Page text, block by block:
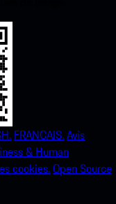
FRANCAIS.Avis
& Human
cookies.Open Source